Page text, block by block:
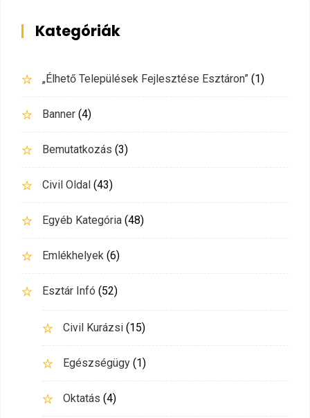
Kategóriák
„Élhető Települések Fejlesztése Esztáron” (1)
Banner (4)
Bemutatkozás (3)
Civil Oldal (43)
Egyéb Kategória (48)
Emlékhelyek (6)
Esztár Infó (52)
Civil Kurázsi (15)
Egészségügy (1)
Oktatás (4)